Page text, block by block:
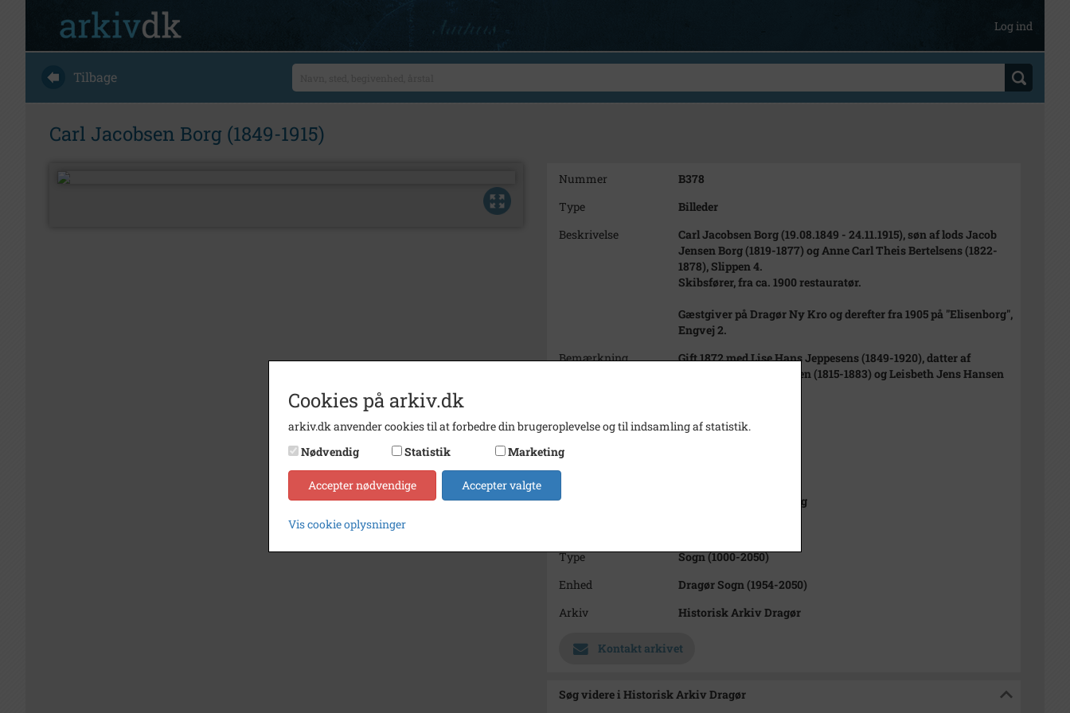
Log ind
Tilbage
Carl Jacobsen Borg (1849-1915)
Nummer
B378
Type
Billeder
Beskrivelse
Carl Jacobsen Borg (19.08.1849 - 24.11.1915), søn af lods Jacob
Jensen Borg (1819-1877) og Anne Carl Theis Bertelsens (1822-
1878), Slippen 4.
Skibsfører, fra ca. 1900 restauratør.
Gæstgiver på Dragør Ny Kro og derefter fra 1905 på "Elisenborg",
Engvej 2.
Bemærkning
Gift 1872 med Lise Hans Jeppesens (1849-1920), datter af
skibsreder H.N. Jeppesen (1815-1883) og Leisbeth Jens Hansen
Størrelse
Materiale
Arkivets affotografering
Type
Sogn (1000-2050)
Enhed
Dragør Sogn (1954-2050)
Arkiv
Historisk Arkiv Dragør
Kontakt arkivet
Søg videre i Historisk Arkiv Dragør
Cookies på arkiv.dk
arkiv.dk anvender cookies til at forbedre din brugeroplevelse og til indsamling af statistik.
Nødvendig
Statistik Marketing
Accepter nødvendige Accepter valgte
Vis cookie oplysninger